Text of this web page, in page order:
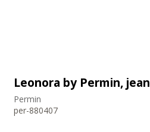
Leonora by Permin,
Permin
per-880407